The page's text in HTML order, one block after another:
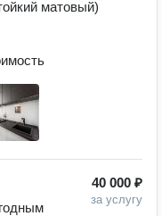
матовый)
40 000 ₽
за услугу